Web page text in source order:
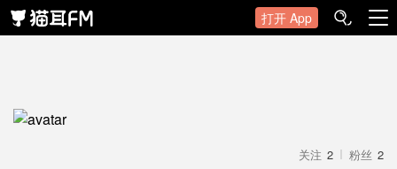
打开 App
粉丝 2
关注 2